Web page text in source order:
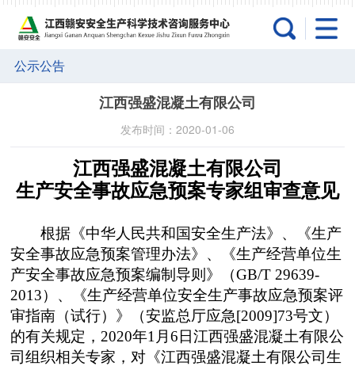
公示公告
江西强盛混凝土有限公司
发布时间：2020-01-06
江西强盛混凝土有限公司
生产安全事故应急预案专家组审查意见
根据《中华人民共和国安全生产法》、《生产
安全事故应急预案管理办法》、《生产经营单位生
产安全事故应急预案编制导则》（GB/T 29639-
2013）、《生产经营单位安全生产事故应急预案评
审指南（试行）》（安监总厅应急[2009]73号文）
的有关规定， 2020年1 月6 日江西强盛混凝土有限公
司组织相关专家，对《江西强盛混凝土有限公司生